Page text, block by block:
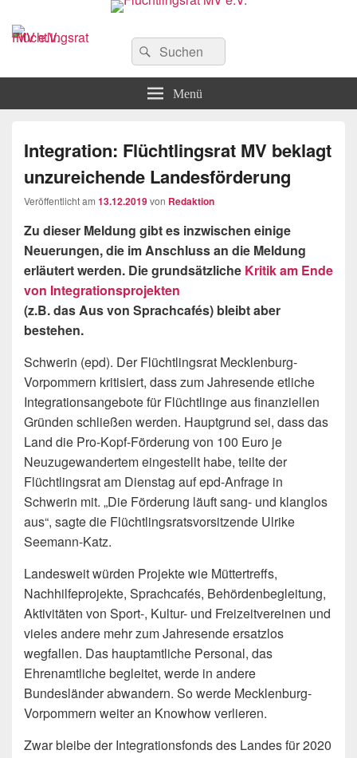
Flüchtlingsrat MV e.V.
Schwerin
Suchen
nach:
Suchen
Menü
Integration: Flüchtlingsrat MV beklagt
unzureichende Landesförderung
Veröffentlicht am 13.12.2019von Redaktion
Zu dieser Meldung gibt es inzwischen einige
Neuerungen, die im Anschluss an die Meldung
erläutert werden. Die grundsätzliche Kritik am Ende
von Integrationsprojekten
(z.B. das Aus von Sprachcafés) bleibt aber
bestehen.
Schwerin (epd). Der Flüchtlingsrat Mecklenburg-
Vorpommern kritisiert, dass zum Jahresende etliche
Integrationsangebote für Flüchtlinge aus finanziellen
Gründen schließen werden. Hauptgrund sei, dass das
Land die Pro-Kopf-Förderung von 100 Euro je
Neuzugewandertem eingestellt habe, teilte der
Flüchtlingsrat am Dienstag auf epd-Anfrage in
Schwerin mit. „Die Förderung läuft sang- und klanglos
aus“, sagte die Flüchtlingsratsvorsitzende Ulrike
Seemann-Katz.
Landesweit würden Projekte wie Müttertreffs,
Nachhilfeprojekte, Sprachcafés, Behördenbegleitung,
Aktivitäten von Sport-, Kultur- und Freizeitvereinen und
vieles andere mehr zum Jahresende ersatzlos
wegfallen. Das hauptamtliche Personal, das
Ehrenamtliche begleitet, werde in andere
Bundesländer abwandern. So werde Mecklenburg-
Vorpommern weiter an Knowhow verlieren.
Zwar bleibe der Integrationsfonds des Landes für 2020